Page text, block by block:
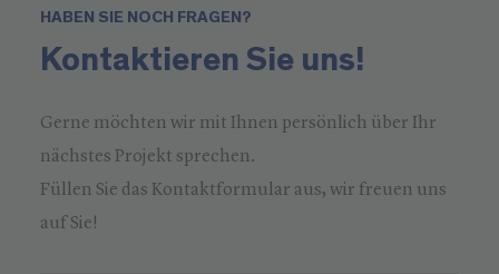
HABEN SIE NOCH FRAGEN?
Kontaktieren Sie uns!
Gerne möchten wir mit Ihnen persönlich über Ihr
nächstes Projekt sprechen.
Füllen Sie das Kontaktformular aus, wir freuen uns
auf Sie!